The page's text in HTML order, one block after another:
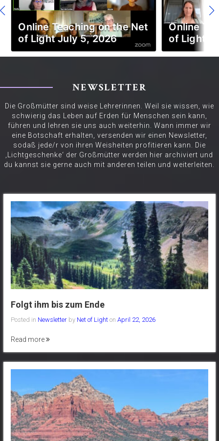
Online Teaching on the Net
of Light July 5, 2026
Online
of Light
NEWSLETTER
Die Großmütter sind weise Lehrerinnen. Weil sie wissen, wie
schwierig das Leben auf Erden für Menschen sein kann,
führen und lehren sie uns auch weiterhin. Wann immer wir
eine Botschaft erhalten, versenden wir einen Newsletter,
sodaß jede/r von ihren Weisheiten profitieren kann. Die
‚Lichtgeschenke‘ der Großmütter werden hier archiviert und
du kannst sie gerne auch mit anderen teilen und weiterleiten.
Folgt ihm bis zum Ende
Posted in Newsletter by Net of Light on April 22, 2026
Read more